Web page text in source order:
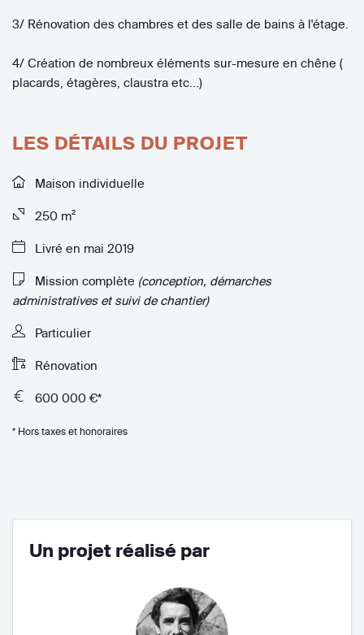
3/ Rénovation des chambres et des salle de bains à l'étage.
4/ Création de nombreux éléments sur-mesure en chêne (
placards, étagères, claustra etc...)
LES DÉTAILS DU PROJET
Maison individuelle
250 m²
Livré en mai 2019
Mission complète (conception, démarches
administratives et suivi de chantier)
Particulier
Rénovation
600 000 €*
* Hors taxes et honoraires
Un projet réalisé par